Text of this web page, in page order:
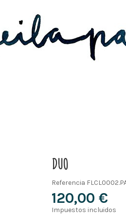
DUO
Referencia
120,00 €
Impuestos incluidos